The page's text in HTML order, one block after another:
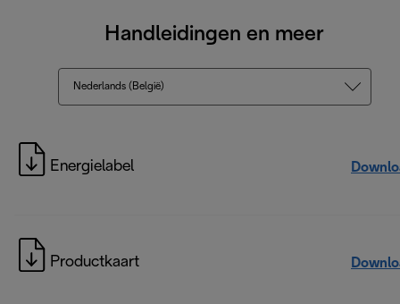
Handleidingen en meer
Nederlands (België)
Energielabel
Productkaart